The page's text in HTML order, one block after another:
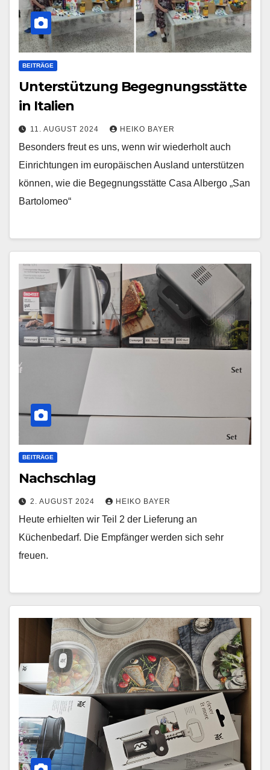
BEITRÄGE
Unterstützung Begegnungsstätte
in Italien
11. AUGUST 2024 HEIKO BAYER
Besonders freut es uns, wenn wir wiederholt auch
Einrichtungen im europäischen Ausland unterstützen
können, wie die Begegnungsstätte Casa Albergo „San
Bartolomeo“
BEITRÄGE
Nachschlag
2. AUGUST 2024 HEIKO BAYER
Heute erhielten wir Teil 2 der Lieferung an
Küchenbedarf. Die Empfänger werden sich sehr
freuen.